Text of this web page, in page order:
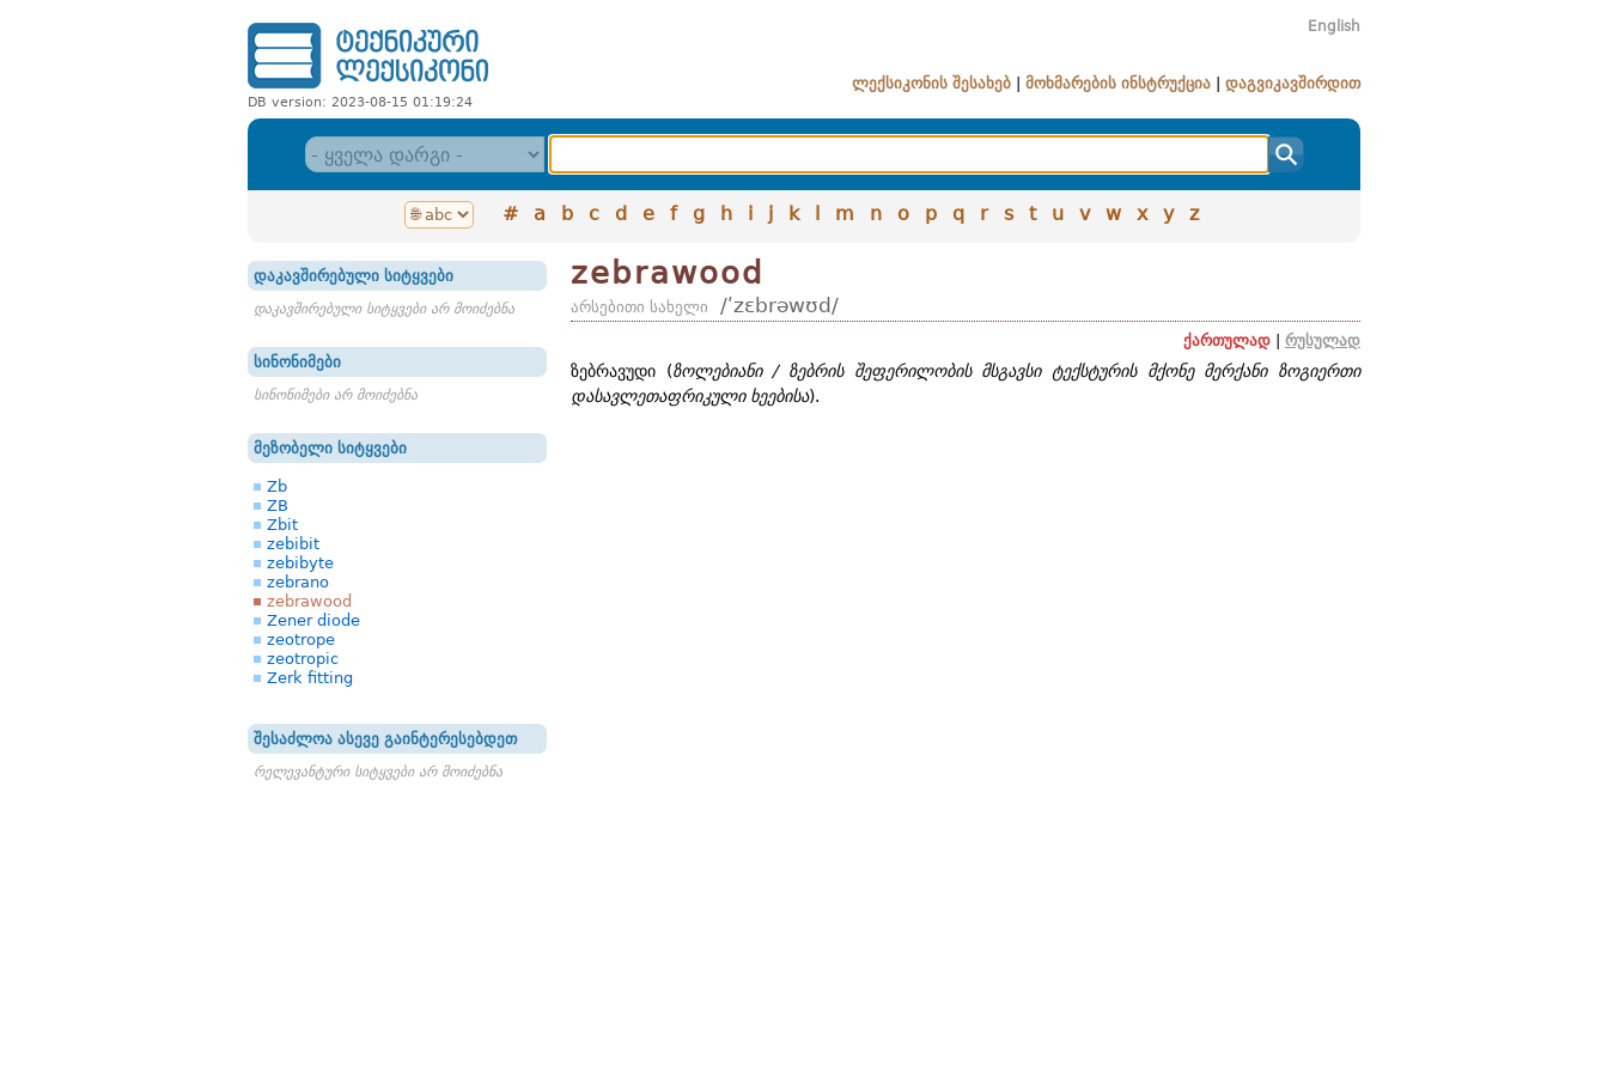
DB version: 2023-08-15 01:19:24
English
ლექსიკონის შესახებ მოხმარების ინსტრუქცია დაგვიკავშირდით
# a b c d e f g h i j k l m n o p q r s t u v w x y z
დაკავშირებული სიტყვები
დაკავშირებული სიტყვები არ მოიძებნა
სინონიმები
სინონიმები არ მოიძებნა
მეზობელი სიტყვები
Zb
ZB
Zbit
zebibit
zebibyte
zebrano
zebrawood
Zener diode
zeotrope
zeotropic
Zerk fitting
შესაძლოა ასევე გაინტერესებდეთ
რელევანტური სიტყვები არ მოიძებნა
zebrawood
არსებითი სახელი /ʹzɛbrəwʊd/
ქართულად რუსულად
ზებრავუდი (ზოლებიანი / ზებრის შეფერილობის მსგავსი ტექსტურის მქონე მერქანი ზოგიერთი
დასავლეთაფრიკული ხეებისა).